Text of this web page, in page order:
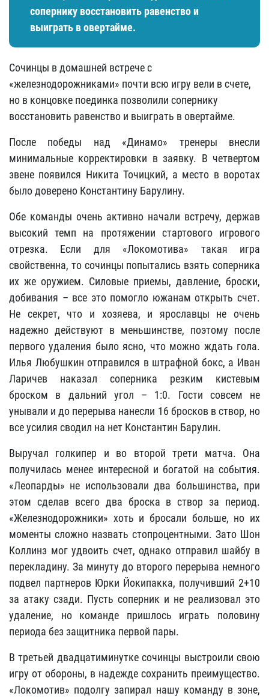
сопернику восстановить равенство и
выиграть в овертайме.
Сочинцы в домашней встрече с
«железнодорожниками» почти всю игру вели в счете,
но в концовке поединка позволили сопернику
восстановить равенство и выиграть в овертайме.
После победы над «Динамо» тренеры внесли
минимальные корректировки в заявку. В четвертом
звене появился Никита Точицкий, а место в воротах
было доверено Константину Барулину.
Обе команды очень активно начали встречу, держав
высокий темп на протяжении стартового игрового
отрезка. Если для «Локомотива» такая игра
свойственна, то сочинцы попытались взять соперника
их же оружием. Силовые приемы, давление, броски,
добивания – все это помогло южанам открыть счет.
Не секрет, что и хозяева, и ярославцы не очень
надежно действуют в меньшинстве, поэтому после
первого удаления было ясно, что можно ждать гола.
Илья Любушкин отправился в штрафной бокс, а Иван
Ларичев наказал соперника резким кистевым
броском в дальний угол – 1:0. Гости совсем не
унывали и до перерыва нанесли 16 бросков в створ, но
все усилия сводил на нет Константин Барулин.
Выручал голкипер и во второй трети матча. Она
получилась менее интересной и богатой на события.
«Леопарды» не использовали два большинства, при
этом сделав всего два броска в створ за период.
«Железнодорожники» хоть и бросали больше, но их
моменты сложно назвать стопроцентными. Зато Шон
Коллинз мог удвоить счет, однако отправил шайбу в
перекладину. За минуту до второго перерыва немного
подвел партнеров Юрки Йокипакка, получивший 2+10
за атаку сзади. Пусть соперник и не реализовал это
удаление, но команде пришлось играть половину
периода без защитника первой пары.
В третьей двадцатиминутке сочинцы выстроили свою
игру от обороны, в надежде сохранить преимущество.
«Локомотив» подолгу запирал нашу команду в зоне,